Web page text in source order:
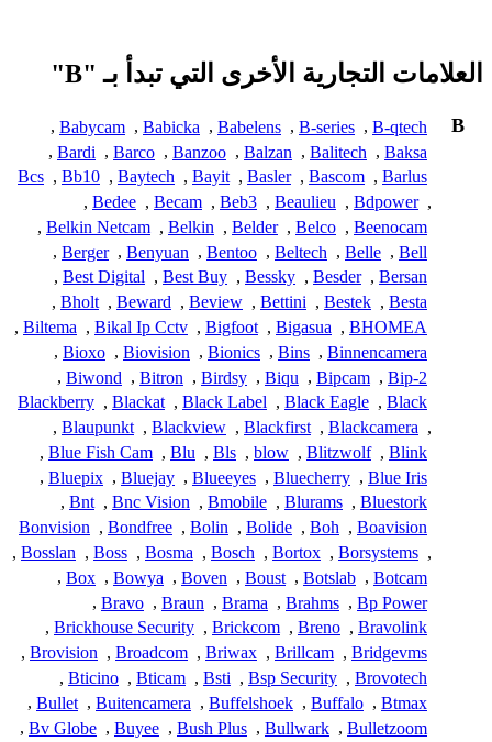
العلامات التجارية الأخرى التي تبدأ بـ "B"
B
B-qtech
,
B-series
,
Babelens
,
Babicka
,
Babycam
,
Baksa
,
Balitech
,
Balzan
,
Banzoo
,
Barco
,
Bardi
,
Barlus
,
Bascom
,
Basler
,
Bayit
,
Baytech
,
Bb10
,
Bcs
,
Bdpower
,
Beaulieu
,
Beb3
,
Becam
,
Bedee
,
Beenocam
,
Belco
,
Belder
,
Belkin
,
Belkin Netcam
,
Bell
,
Belle
,
Beltech
,
Bentoo
,
Benyuan
,
Berger
,
Bersan
,
Besder
,
Bessky
,
Best Buy
,
Best Digital
,
Besta
,
Bestek
,
Bettini
,
Beview
,
Beward
,
Bholt
,
BHOMEA
,
Bigasua
,
Bigfoot
,
Bikal Ip Cctv
,
Biltema
,
Binnencamera
,
Bins
,
Bionics
,
Biovision
,
Bioxo
,
Bip-2
,
Bipcam
,
Biqu
,
Birdsy
,
Bitron
,
Biwond
,
Black
,
Black Eagle
,
Black Label
,
Blackat
,
Blackberry
,
Blackcamera
,
Blackfirst
,
Blackview
,
Blaupunkt
,
Blink
,
Blitzwolf
,
blow
,
Bls
,
Blu
,
Blue Fish Cam
,
Blue Iris
,
Bluecherry
,
Blueeyes
,
Bluejay
,
Bluepix
,
Bluestork
,
Blurams
,
Bmobile
,
Bnc Vision
,
Bnt
,
Boavision
,
Boh
,
Bolide
,
Bolin
,
Bondfree
,
Bonvision
,
Borsystems
,
Bortox
,
Bosch
,
Bosma
,
Boss
,
Bosslan
,
Botcam
,
Botslab
,
Boust
,
Boven
,
Bowya
,
Box
,
Bp Power
,
Brahms
,
Brama
,
Braun
,
Bravo
,
Bravolink
,
Breno
,
Brickcom
,
Brickhouse Security
,
Bridgevms
,
Brillcam
,
Briwax
,
Broadcom
,
Brovision
,
Brovotech
,
Bsp Security
,
Bsti
,
Bticam
,
Bticino
,
Btmax
,
Buffalo
,
Buffelshoek
,
Buitencamera
,
Bullet
,
Bulletzoom
,
Bullwark
,
Bush Plus
,
Buyee
,
Bv Globe
,